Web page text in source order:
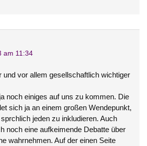
am 11:34
und vor allem gesellschaftlich wichtiger
noch einiges auf uns zu kommen. Die
sich ja an einem großen Wendepunkt,
jeden zu inkludieren. Auch
noch eine aufkeimende Debatte über
wahrnehmen. Auf der einen Seite